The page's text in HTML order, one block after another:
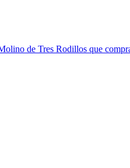
de Tres Rodillos que